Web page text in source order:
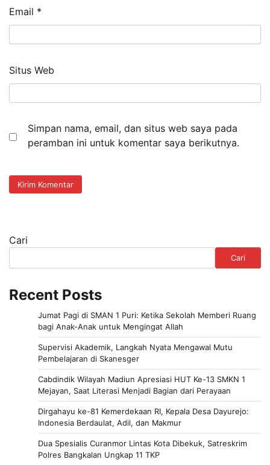
Email *
Situs Web
Simpan nama, email, dan situs web saya pada
peramban ini untuk komentar saya berikutnya.
Cari
Cari
Recent Posts
Jumat Pagi di SMAN 1 Puri: Ketika Sekolah Memberi Ruang
bagi Anak-Anak untuk Mengingat Allah
Supervisi Akademik, Langkah Nyata Mengawal Mutu
Pembelajaran di Skanesger
Cabdindik Wilayah Madiun Apresiasi HUT Ke-13 SMKN 1
Mejayan, Saat Literasi Menjadi Bagian dari Perayaan
Dirgahayu ke-81 Kemerdekaan RI, Kepala Desa Dayurejo:
Indonesia Berdaulat, Adil, dan Makmur
Dua Spesialis Curanmor Lintas Kota Dibekuk, Satreskrim
Polres Bangkalan Ungkap 11 TKP